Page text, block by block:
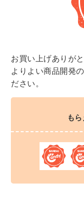
お買い上げありが
よりよい商品開発
ださい。
も